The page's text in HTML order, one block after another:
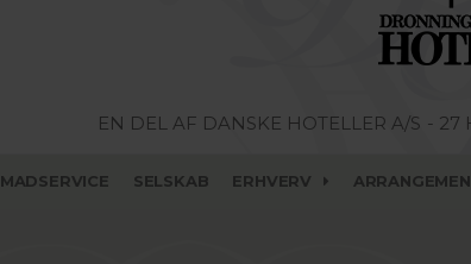
EN DEL AF DANSKE HOTELLER A/S - 27
MADSERVICE SELSKAB ERHVERV